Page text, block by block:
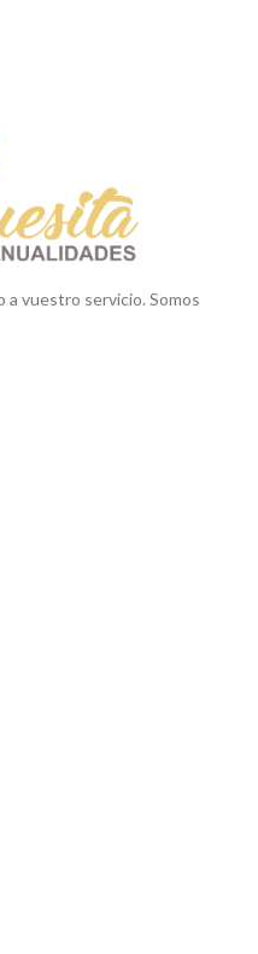
vuestro servicio. Somos